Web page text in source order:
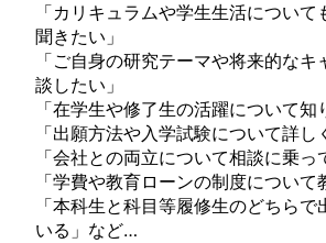
「カリキュラムや学生生活につい
聞きたい」
「ご自身の研究テーマや将来的な
談したい」
「在学生や修了生の活躍について知
「出願方法や入学試験について詳し
「会社との両立について相談に乗っ
「学費や教育ローンの制度について
「本科生と科目等履修生のどちら
いる」など…